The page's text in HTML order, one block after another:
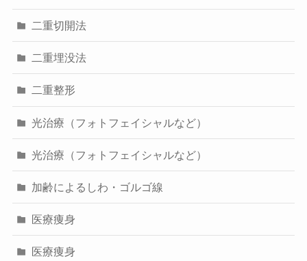
二重切開法
二重埋没法
二重整形
光治療（フォトフェイシャルなど）
光治療（フォトフェイシャルなど）
加齢によるしわ・ゴルゴ線
医療痩身
医療痩身